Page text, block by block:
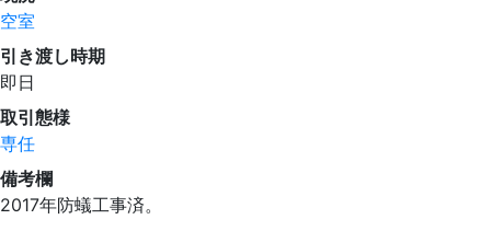
空室
引き渡し時期
即日
取引態様
専任
備考欄
2017年防蟻工事済。